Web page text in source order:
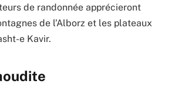
de randonnée apprécieront
de l’Alborz et les plateaux
e Kavir.